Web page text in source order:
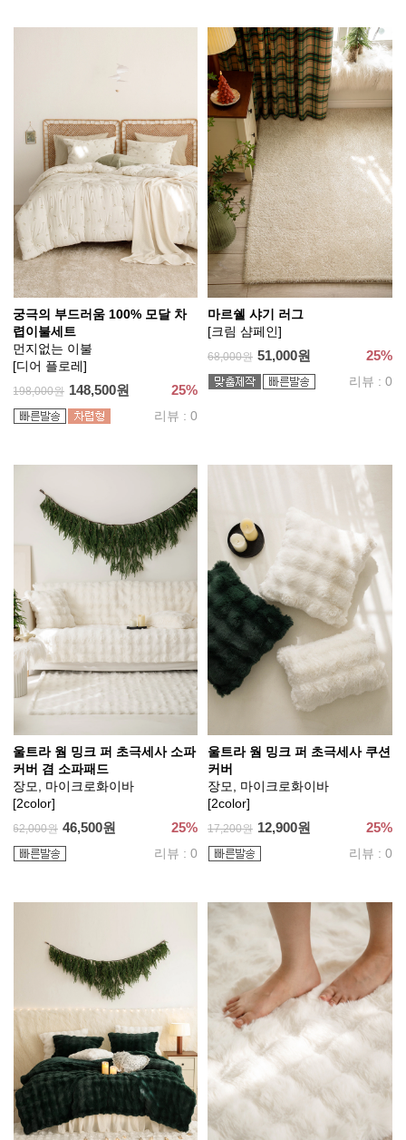
궁극의 부드러움 100% 모달 차
렵이불세트
먼지없는 이불
[디어 플로레]
198,000원 148,500원 25%
리뷰 : 0
마르쉘 샤기 러그
[크림 샴페인]
68,000원 51,000원 25%
리뷰 : 0
울트라 웜 밍크 퍼 초극세사 소파
커버 겸 소파패드
장모, 마이크로화이바
[2color]
62,000원 46,500원 25%
리뷰 : 0
울트라 웜 밍크 퍼 초극세사 쿠션
커버
장모, 마이크로화이바
[2color]
17,200원 12,900원 25%
리뷰 : 0